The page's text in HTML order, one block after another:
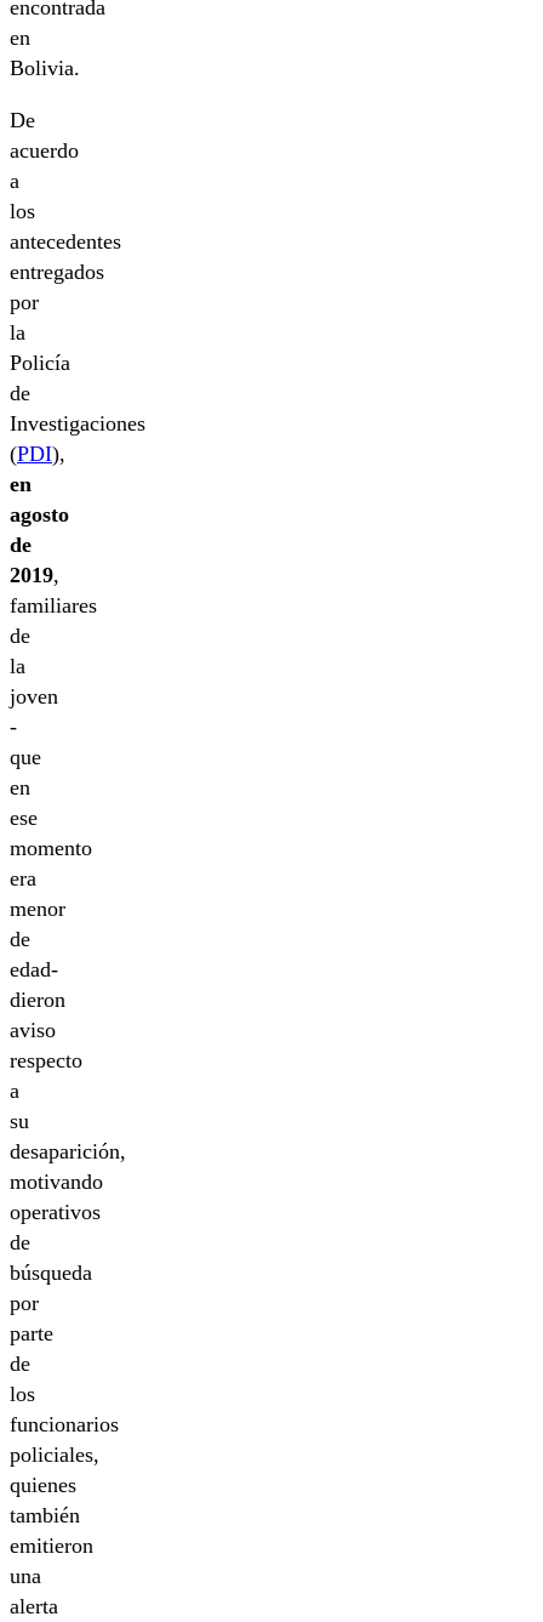
encontrada
en
Bolivia.
De
acuerdo
a
los
antecedentes
entregados
por
la
Policía
de
Investigaciones
(PDI),
en
agosto
de
2019,
familiares
de
la
joven
-
que
en
ese
momento
era
menor
de
edad-
dieron
aviso
respecto
a
su
desaparición,
motivando
operativos
de
búsqueda
por
parte
de
los
funcionarios
policiales,
quienes
también
emitieron
una
alerta